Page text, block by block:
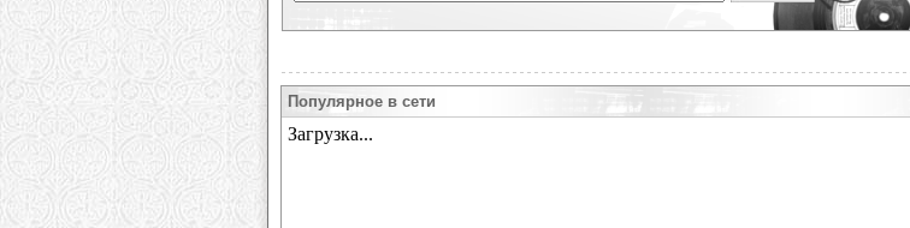
Популярное в сети